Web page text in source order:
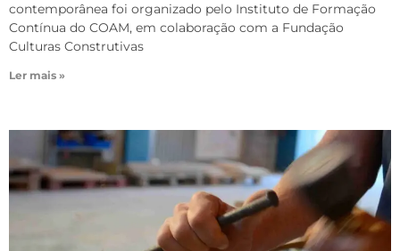
contemporânea foi organizado pelo Instituto de Formação
Contínua do COAM, em colaboração com a Fundação
Culturas Construtivas
Ler mais »